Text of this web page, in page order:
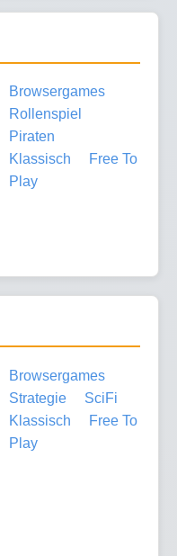
Browsergames
Rollenspiel
Piraten
Klassisch
Free To
Play
Browsergames
Strategie
SciFi
Klassisch
Free To
Play